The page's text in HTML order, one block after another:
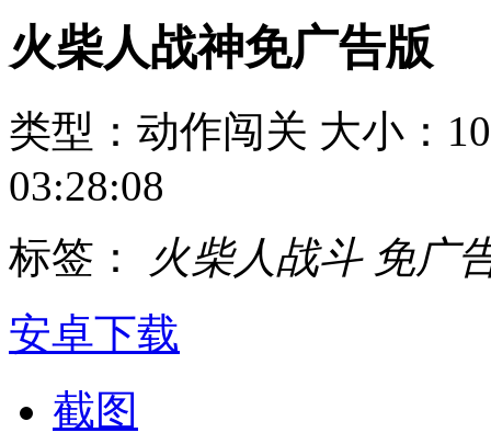
火柴人战神免广告版
类型：动作闯关 大小：
03:28:08
标签：
火柴人战斗 免广
安卓下载
截图